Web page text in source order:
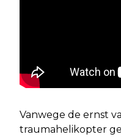
Vanwege de ernst
traumahelikopter